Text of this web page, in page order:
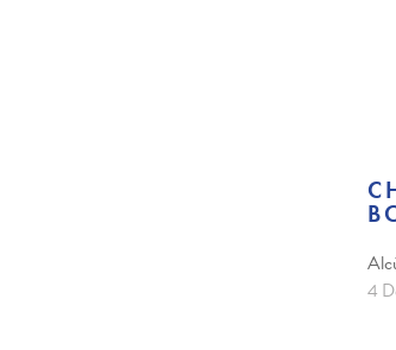
4